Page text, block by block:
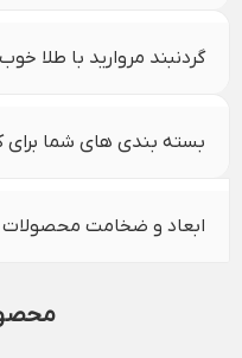
گردنبند مروارید با طلا
بسته بندی های شما برای
ابعاد و ضخامت محصولات